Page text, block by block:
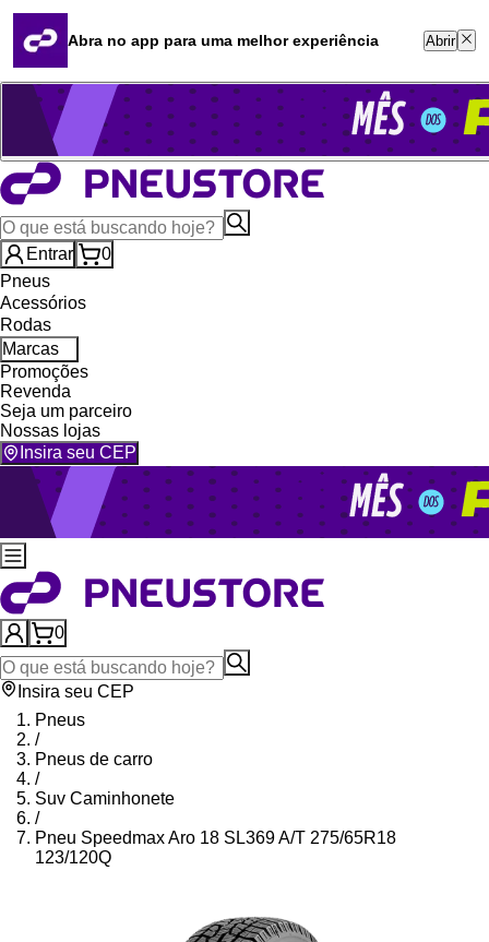
Quero revender
Blog
Whatsapp (16) 99764-8401
Televendas (47) 3046-2551
Entrar
0
Pneus
Acessórios
Rodas
Marcas
Promoções
Revenda
Seja um parceiro
Nossas lojas
Insira seu CEP
0
Insira seu CEP
Pneus
/
Pneus de carro
/
Suv Caminhonete
/
Pneu Speedmax Aro 18 SL369 A/T 275/65R18
123/120Q
Abra no app para uma melhor experiência Abrir